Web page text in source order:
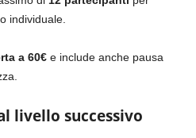
individuale.
a 60€ e include anche pausa
livello successivo